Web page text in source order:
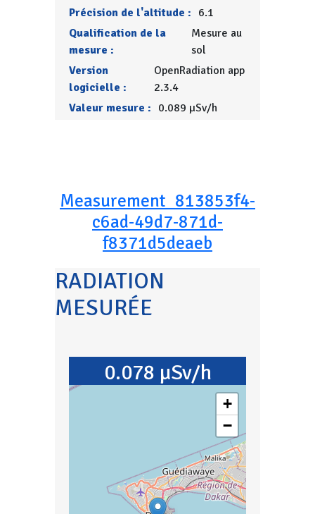
Précision de l'altitude : 6.1
Qualification de la
mesure :
Mesure au
sol
Version
logicielle :
OpenRadiation app
2.3.4
Valeur mesure : 0.089 µSv/h
Measurement_813853f4-
c6ad-49d7-871d-
f8371d5deaeb
RADIATION
MESURÉE
0.078 µSv/h
+
−